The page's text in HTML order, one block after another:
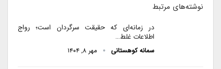
نوشته‌های مرتبط
در زمانه‌ای که حقیقت سرگردان است؛ رواج
اطلاعات غلط…
سمانه کوهستانی مهر ۸, ۱۴۰۴